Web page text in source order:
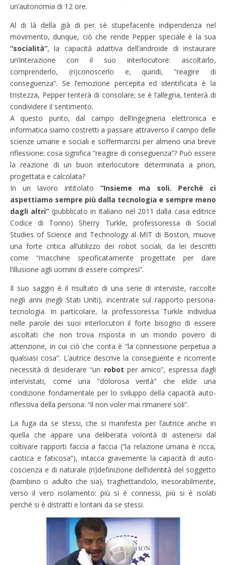
un’autonomia di 12 ore.
Al di là della già di per sé stupefacente indipendenza nel
movimento, dunque, ciò che rende Pepper speciale è la sua
“socialità”, la capacità adattiva dell’androide di instaurare
un’interazione con il suo interlocutore: ascoltarlo,
comprenderlo, (ri)conoscerlo e, quindi, “reagire di
conseguenza”. Se l’emozione percepita ed identificata è la
tristezza, Pepper tenterà di consolare; se è l’allegria, tenterà di
condividere il sentimento.
A questo punto, dal campo dell’ingegneria elettronica e
informatica siamo costretti a passare attraverso il campo delle
scienze umane e sociali e soffermarcisi per almeno una breve
riflessione: cosa significa “reagire di conseguenza”? Può essere
la reazione di un buon interlocutore determinata a priori,
progettata e calcolata?
In un lavoro intitolato “Insieme ma soli. Perché ci
aspettiamo sempre più dalla tecnologia e sempre meno
dagli altri” (pubblicato in Italiano nel 2011 dalla casa editrice
Codice di Torino) Sherry Turkle, professoressa di Social
Studies of Science and Technology al MIT di Boston, muove
una forte critica all’utilizzo dei robot sociali, da lei descritti
come “macchine specificatamente progettate per dare
l’illusione agli uomini di essere compresi”.
Il suo saggio è il risultato di una serie di interviste, raccolte
negli anni (negli Stati Uniti), incentrate sul rapporto persona-
tecnologia. In particolare, la professoressa Turkle individua
nelle parole dei suoi interlocutori il forte bisogno di essere
ascoltati che non trova risposta in un mondo povero di
attenzione, in cui ciò che conta è “la connessione perpetua a
qualsiasi cosa”. L’autrice descrive la conseguente e ricorrente
necessità di desiderare “un robot per amico”, espressa dagli
intervistati, come una “dolorosa verità” che elide una
condizione fondamentale per lo sviluppo della capacità auto-
riflessiva della persona: “il non voler mai rimanere soli”.
La fuga da se stessi, che si manifesta per l’autrice anche in
quella che appare una deliberata volontà di astenersi dal
coltivare rapporti faccia a faccia (“la relazione umana è ricca,
caotica e faticosa”), intacca gravemente la capacità di auto-
coscienza e di naturale (ri)definizione dell’identità del soggetto
(bambino o adulto che sia), traghettandolo, inesorabilmente,
verso il vero isolamento: più si è connessi, più si è isolati
perché si è distratti e lontani da se stessi.